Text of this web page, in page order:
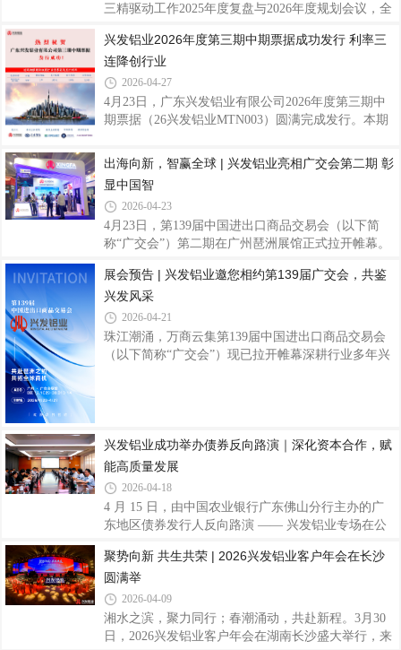
国制造、深化国际经贸合作的重要窗口。兴发铝业积
发铝业展位悬挂展示迪拜哈利法塔、上海东方明珠塔
等地标建筑的海报，清晰展示了企业参与建造的一系
列成功案例，呈现出企业在高端建筑铝型材领域的
三精驱动工作2025年度复盘与2026年度规划会议，全
对2025年度精益先进集体与个人进行表彰。 会上，兴
发铝业凭借扎实的全链条精益运营成效，获评广新集
团2025年度“最佳精益实践单位”；公司精益骨干陈
薪、陈斌分别荣获“精益明星”、“精益协同标兵”称
号，并现场接受精益黑带荣誉绶带。兴发铝业包揽集
位”精益黑带绶带陈斌获“精益协同标兵”称
兴发铝业2026年度第三期中期票据成功发行 利率三
连降创行业
2026-04-27
4月23日，广东兴发铝业有限公司2026年度第三期中
期票据（26兴发铝业MTN003）圆满完成发行。本期
全场认购倍数达2.3倍，一举创下同期限、同评级、同
行业债券发行利率新低，彰显资本市场对企业发展前
景与信用资质的高度认可。作为国内铝型材行业龙头
企业，兴发铝业在中期票据发行领域持续展现强劲的
市场竞争力。继前两期中期票据顺利发行后，公司凭
借稳健经营、AA+优质信用评级、持续向好的发展态
降低财务负担、优化债务结构，为聚焦主业、深化
出海向新，智赢全球 | 兴发铝业亮相广交会第二期 彰
显中国智
2026-04-23
4月23日，第139届中国进出口商品交易会（以下简
称“广交会”）第二期在广州琶洲展馆正式拉开帷幕。
鉴、共促合作，持续深化国际市场布局，共拓全球市
场新机遇。展会现场，兴发铝业展位客商络绎不绝、
交流氛围热烈，来自世界各地的采购商与合作伙伴纷
纷驻足观摩、深入咨询产品性能与应用方案，围绕技
术优势、市场合作等展开高效对接，充分展现全球市
展会预告 | 兴发铝业邀您相约第139届广交会，共鉴
兴发风采
2026-04-21
珠江潮涌，万商云集第139届中国进出口商品交易会
（以下简称“广交会”）现已拉开帷幕深耕行业多年兴
服务体系，提升品牌国际影响力，以开放姿态链接全
球资源智造赋能·提质增效年产能超100万吨，配备百
余条先进生产线拥有国家企业技术中心与国家认可实
验室以智能制造保障高效生产与稳定品质品质为基·
权威认证通过ISO9001等多项权威体系认证拥
兴发铝业成功举办债券反向路演｜深化资本合作，赋
能高质量发展
2026-04-18
4 月 15 日，由中国农业银行广东佛山分行主办的广
东地区债券发行人反向路演 —— 兴发铝业专场在公
行广东省分行投融部、农银理财、农银汇理、昆仑银
行、招商证券、广州银行、东莞农商行等多家金融投
资机构代表出席活动。与会嘉宾首先参观兴发铝业展
厅，深入了解企业四十余年发展历程、技术创新、全
球标杆工程及海内外产能布局，直观感受公司行业领
聚势向新 共生共荣 | 2026兴发铝业客户年会在长沙
圆满举
2026-04-09
湘水之滨，聚力同行；春潮涌动，共赴新程。3月30
日，2026兴发铝业客户年会在湖南长沙盛大举行，来